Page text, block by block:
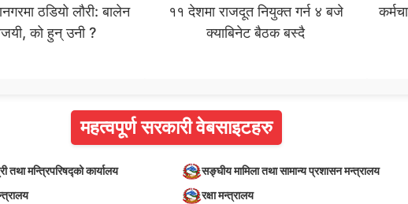
ठडियो लौरी: बालेन
को हुन् उनी ?
११ देशमा राजदूत नियुक्त गर्न ४ बजे
क्याबिनेट बैठक बस्दै
महत्वपूर्ण सरकारी वेबसाइटहरु
तथा मन्त्रिपरिषद्को कार्यालय सङ्घीय मामिला तथा सामान्य प्रशासन मन्त्रालय
रक्षा मन्त्रालय